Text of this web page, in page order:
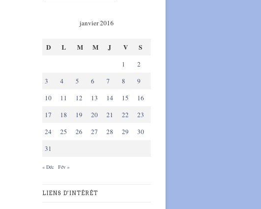
janvier 2016
D L M M J V S
1
2
3
4 5 6 7 8
9
10
11 12 13 14 15
16
17
18 19 20 21 22
23
24
25 26 27 28 29
30
31
« Déc Fév »
LIENS D'INTÉRÊT